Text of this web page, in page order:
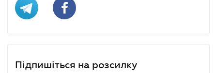
Підпишіться на розсилку